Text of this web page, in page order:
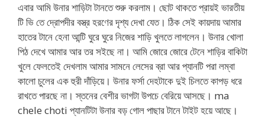
এবার আমি উনার শাড়িটা টানতে শুরু করলাম। ছোট থাকতে প্রায়ই ভারতীয়
টি ভি তে দ্রোপদীর বস্ত্র হরণের দৃশ্য দেখা যেত। ঠিক সেই কায়দায় আমার
হাতের টানে হেনা আন্টি ঘুরে ঘুরে নিজের শাড়ি খুলতে লাগলেন। উনার খোলা
পিঠ দেখে আমার আর তর সইছে না। আমি জোরে জোরে টেনে শাড়ির বাকিটা
খুলে ফেলতেই দেখলাম আমার সামনে লেসের ব্রা আর প্যানটি পরা লম্বা
কালো চুলের এক হুরী দাঁড়িয়ে। উনার ফর্সা দেহটাকে দুই চিলতে কাপড় ধরে
রাখতে পারছে না। স্তনের বেশীর ভাগটা উপচে বেরিয়ে আসছে। ma
chele choti প্যানটিটা উনার বড় গোল পাছার টানে টাইট হয়ে আছে।